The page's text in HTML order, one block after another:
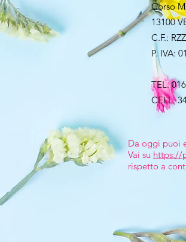
Corso
13100
C.F.:
P. IVA:
TEL.
CELL.
Da oggi puoi
Vai su https://
rispetto a